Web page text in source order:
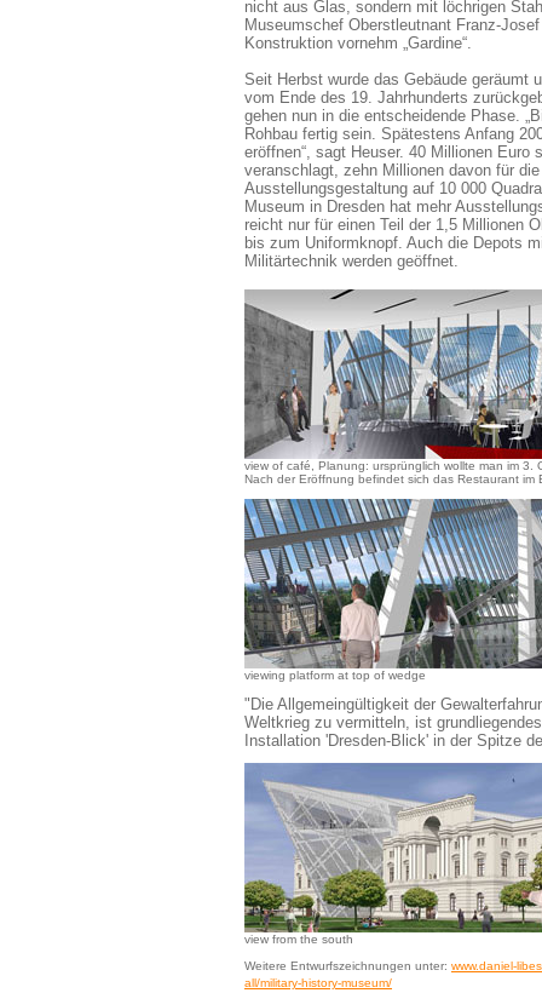
nicht aus Glas, sondern mit löchrigen
Museumschef Oberstleutnant Franz-
Konstruktion vornehm „Gardine“.
Seit Herbst wurde das Gebäude geräumt
vom Ende des 19. Jahrhunderts
gehen nun in die entscheidende Phase.
Rohbau fertig sein. Spätestens Anfang
eröffnen“, sagt Heuser. 40 Millionen Euro
veranschlagt, zehn Millionen davon für die
Ausstellungsgestaltung auf 10 000
Museum in Dresden hat mehr
reicht nur für einen Teil der 1,5 Millionen
bis zum Uniformknopf. Auch die Depots
Militärtechnik werden geöffnet.
view of café, Planung: ursprünglich wollte man im 3.
Nach der Eröffnung befindet sich das Restaurant im
viewing platform at top of wedge
"Die Allgemeingültigkeit der
Weltkrieg zu vermitteln, ist
Installation 'Dresden-Blick' in der Spitze
view from the south
Weitere Entwurfszeichnungen unter: www.daniel-
all/military-history-museum/